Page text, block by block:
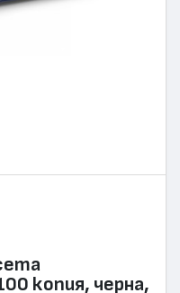
копия, черна,